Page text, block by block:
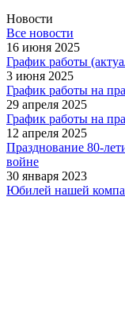
Новости
Все новости
16 июня 2025
График работы
3 июня 2025
График работы на
29 апреля 2025
График работы на
12 апреля 2025
Празднование 80-
войне
30 января 2023
Юбилей нашей